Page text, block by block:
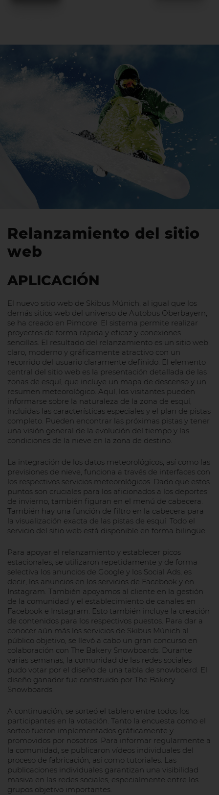
Relanzamiento del sitio
web
APLICACIÓN
El nuevo sitio web de Skibus Múnich, al igual que los
demás sitios web del universo de Autobus Oberbayern,
se ha creado en Pimcore. El sistema permite realizar
proyectos de forma rápida y eficaz y conexiones
sencillas. El resultado del relanzamiento es un sitio web
claro, moderno y gráficamente atractivo con un
recorrido del usuario claramente definido. El elemento
central del sitio web es la presentación detallada de las
zonas de esquí, que incluye un mapa de descenso y un
resumen meteorológico. Aquí, los visitantes pueden
informarse sobre la naturaleza de la zona de esquí,
incluidas las características especiales y el plan de pistas
completo. Pueden encontrar las próximas pistas y tener
una visión general de la evolución del tiempo y las
condiciones de la nieve en la zona de destino.
La integración de los datos meteorológicos, así como las
previsiones de nieve, funciona a través de interfaces con
los respectivos servicios meteorológicos. Dado que estos
puntos son cruciales para los aficionados a los deportes
de invierno, también figuran en el menú de cabecera.
También hay una función de filtro en la cabecera para
la visualización exacta de las pistas de esquí. Todo el
servicio del sitio web está disponible en forma bilingüe.
Para apoyar el relanzamiento y establecer picos
estacionales, se utilizaron repetidamente y de forma
selectiva los anuncios de Google y los Social Ads, es
decir, los anuncios en los servicios de Facebook y en
Instagram. También apoyamos al cliente en la gestión
de la comunidad y el establecimiento de canales en
Facebook e Instagram. Esto también incluye la creación
de contenidos para los respectivos puestos. Para dar a
conocer aún más los servicios de Skibus Múnich al
público objetivo, se llevó a cabo un gran concurso en
colaboración con The Bakery Snowboards. Durante
varias semanas, la comunidad de las redes sociales
pudo votar por el diseño de una tabla de snowboard. El
diseño ganador fue construido por The Bakery
Snowboards.
A continuación, se sorteó el tablero entre todos los
participantes en la votación. Tanto la encuesta como el
sorteo fueron implementados gráficamente y
promovidos por nosotros. Para informar regularmente a
la comunidad, se publicaron vídeos individuales del
proceso de fabricación, así como tutoriales. Las
publicaciones individuales garantizan una visibilidad
masiva en las redes sociales, especialmente entre los
grupos objetivo importantes.